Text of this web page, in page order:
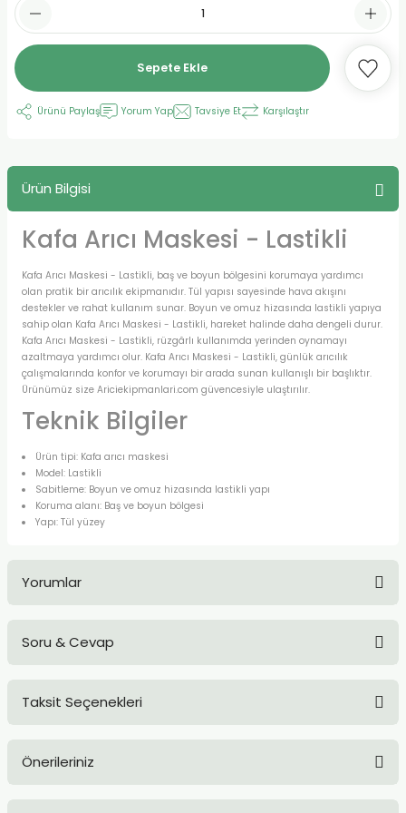
Sepete Ekle
Ürünü Paylaş Yorum Yap Tavsiye Et Karşılaştır
Ürün Bilgisi
Kafa Arıcı Maskesi - Lastikli
Kafa Arıcı Maskesi - Lastikli, baş ve boyun bölgesini korumaya yardımcı
olan pratik bir arıcılık ekipmanıdır. Tül yapısı sayesinde hava akışını
destekler ve rahat kullanım sunar. Boyun ve omuz hizasında lastikli yapıya
sahip olan Kafa Arıcı Maskesi - Lastikli, hareket halinde daha dengeli durur.
Kafa Arıcı Maskesi - Lastikli, rüzgârlı kullanımda yerinden oynamayı
azaltmaya yardımcı olur. Kafa Arıcı Maskesi - Lastikli, günlük arıcılık
çalışmalarında konfor ve korumayı bir arada sunan kullanışlı bir başlıktır.
Ürünümüz size Ariciekipmanlari.com güvencesiyle ulaştırılır.
Teknik Bilgiler
Ürün tipi: Kafa arıcı maskesi
Model: Lastikli
Sabitleme: Boyun ve omuz hizasında lastikli yapı
Koruma alanı: Baş ve boyun bölgesi
Yapı: Tül yüzey
Yorumlar
Soru & Cevap
Taksit Seçenekleri
Önerileriniz